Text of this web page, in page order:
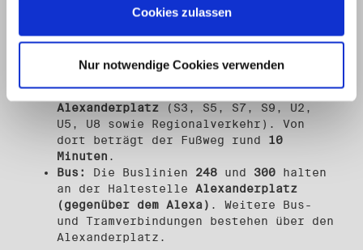
Cookies zulassen
Nur notwendige Cookies verwenden
Die nächstgelegene Station ist
Sie die Robert-Havemann-Gesellschaft
in etwa
3 Gehminuten .
S- und U-Bahn:Ebenfalls gut
erreichbar ist der Bahnhof
Alexanderplatz (S3, S5, S7, S9, U2,
U5, U8 sowie Regionalverkehr). Von
dort beträgt der Fußweg rund 10
Minuten .
Bus:
Die Buslinien 248 und 300 halten
an der Haltestelle Alexanderplatz
(gegenüber dem Alexa) . Weitere Bus-
und Tramverbindungen bestehen über den
Alexanderplatz.